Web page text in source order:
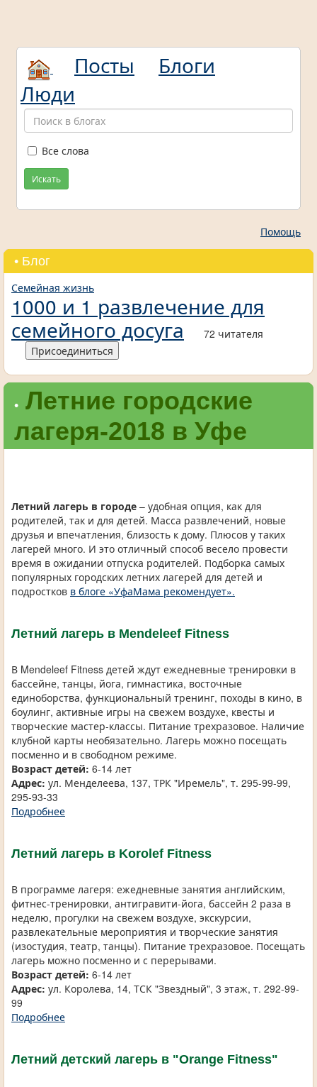
Посты
Блоги
Люди
Все слова
Искать
Помощь
• Блог
Семейная жизнь
1000 и 1 развлечение для
семейного досуга
72 читателя
Присоединиться
• Летние городские
лагеря-2018 в Уфе
Летний лагерь в городе – удобная опция, как для
родителей, так и для детей. Масса развлечений, новые
друзья и впечатления, близость к дому. Плюсов у таких
лагерей много. И это отличный способ весело провести
время в ожидании отпуска родителей. Подборка самых
популярных городских летних лагерей для детей и
подростков в блоге «УфаМама рекомендует».
Летний лагерь в Mendeleef Fitness
В Mendeleef Fitness детей ждут ежедневные тренировки в
бассейне, танцы, йога, гимнастика, восточные
единоборства, функциональный тренинг, походы в кино, в
боулинг, активные игры на свежем воздухе, квесты и
творческие мастер-классы. Питание трехразовое. Наличие
клубной карты необязательно. Лагерь можно посещать
посменно и в свободном режиме.
Возраст детей: 6-14 лет
Адрес: ул. Менделеева, 137, ТРК "Иремель", т. 295-99-99,
295-93-33
Подробнее
Летний лагерь в Korolef Fitness
В программе лагеря: ежедневные занятия английским,
фитнес-тренировки, антигравити-йога, бассейн 2 раза в
неделю, прогулки на свежем воздухе, экскурсии,
развлекательные мероприятия и творческие занятия
(изостудия, театр, танцы). Питание трехразовое. Посещать
лагерь можно посменно и с перерывами.
Возраст детей: 6-14 лет
Адрес: ул. Королева, 14, ТСК "Звездный", 3 этаж, т. 292-99-
99
Подробнее
Летний детский лагерь в "Orange Fitness"